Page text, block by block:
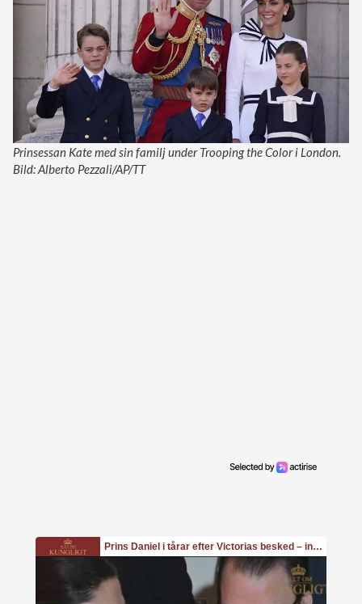
Prinsessan Kate med sin familj under Trooping the Color i London.
Bild: Alberto Pezzali/AP/TT